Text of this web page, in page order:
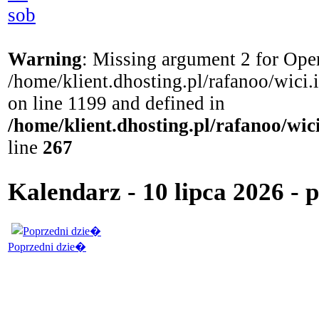
sob
Warning: Missing argument 2 for
/home/klient.dhosting.pl/rafanoo/
on line 1199 and defined in
/home/klient.dhosting.pl/rafanoo/
line 267
Kalendarz - 10 lipca 2026 -
Poprzedni dzie�